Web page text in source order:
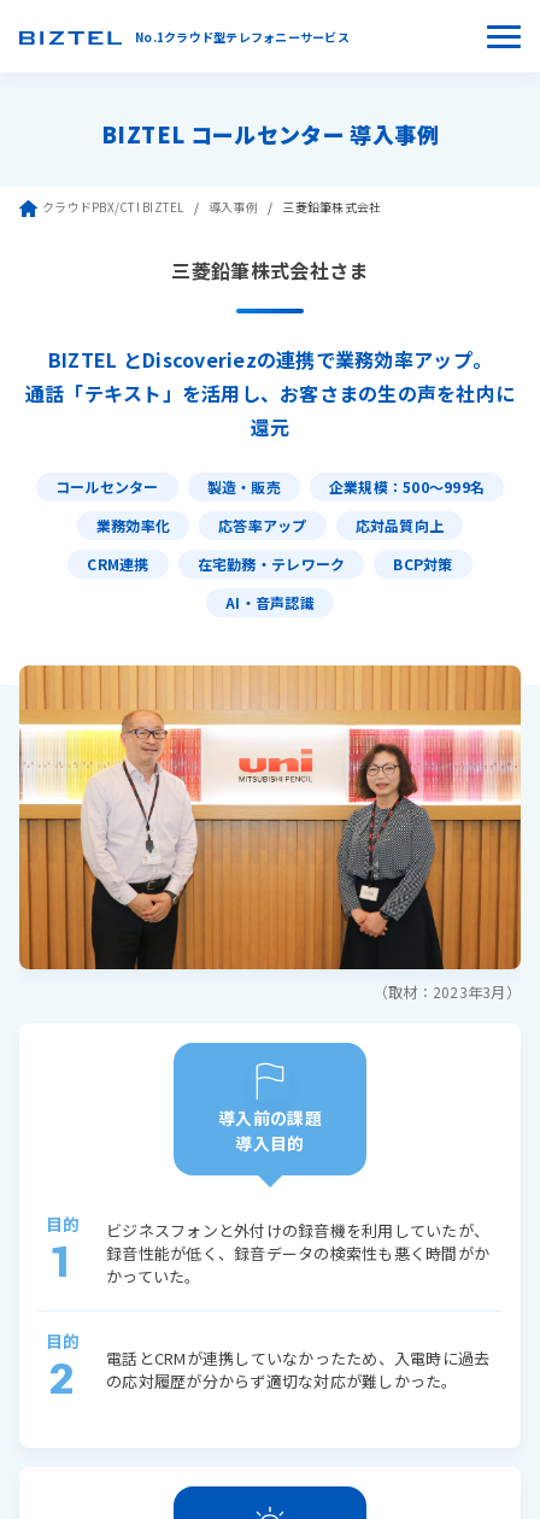
No.1クラウド型テレフォニーサービス
BIZTEL コールセンター 導入事例
クラウドPBX/CTI BIZTEL 導入事例 三菱鉛筆株式会社
三菱鉛筆株式会社さま
BIZTEL とDiscoveriezの連携で業務効率アップ。
通話「テキスト」を活用し、お客さまの生の声を社内に
還元
コールセンター 製造・販売
企業規模：500〜999名
業務効率化
応答率アップ
応対品質向上
CRM連携
在宅勤務・テレワーク
BCP対策
AI・音声認識
（取材：2023年3月）
導入前の課題
導入目的
目的
1
ビジネスフォンと外付けの録音機を利用していたが、
録音性能が低く、録音データの検索性も悪く時間がか
かっていた。
目的
2
電話とCRMが連携していなかったため、入電時に過去
の応対履歴が分からず適切な対応が難しかった。